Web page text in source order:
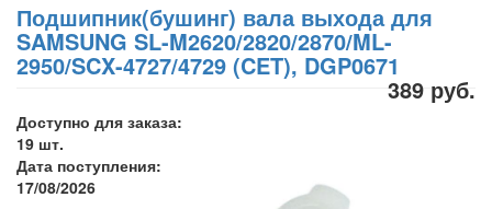
Подшипник(бушинг) вала выхода для
SAMSUNG SL-M2620/2820/2870/ML-
2950/SCX-4727/4729 (CET), DGP0671
389 руб.
Доступно для заказа:
19 шт.
Дата поступления:
17/08/2026